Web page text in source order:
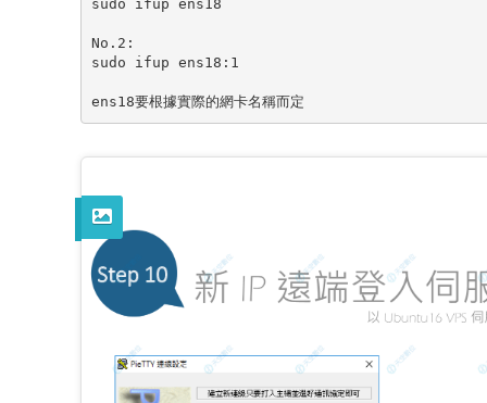
sudo ifup ens18
No.2:
sudo ifup ens18:1
ens18要根據實際的網卡名稱而定